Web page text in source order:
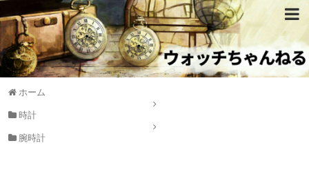
ホーム
時計
腕時計